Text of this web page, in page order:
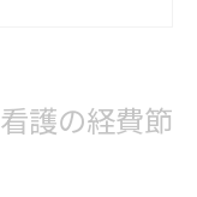
指標を活用す
護の経費節